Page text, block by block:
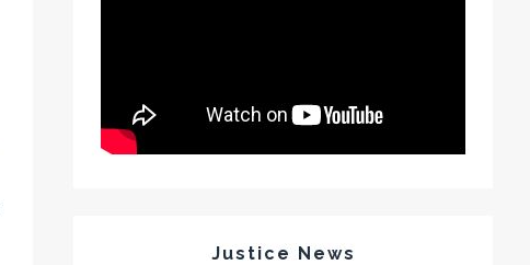
Justice News